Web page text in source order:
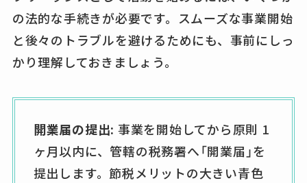
の法的な手続きが必要です。スムーズな事業開始
と後々のトラブルを避けるためにも、事前にしっ
かり理解しておきましょう。
開業届の提出: 事業を開始してから原則 1
ヶ月以内に、管轄の税務署へ「開業届」を
提出します。節税メリットの大きい青色